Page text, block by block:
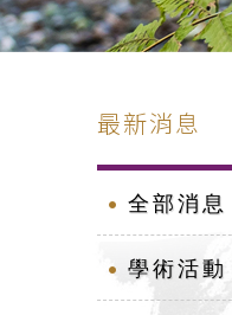
最新消息
全部消息
學術活動